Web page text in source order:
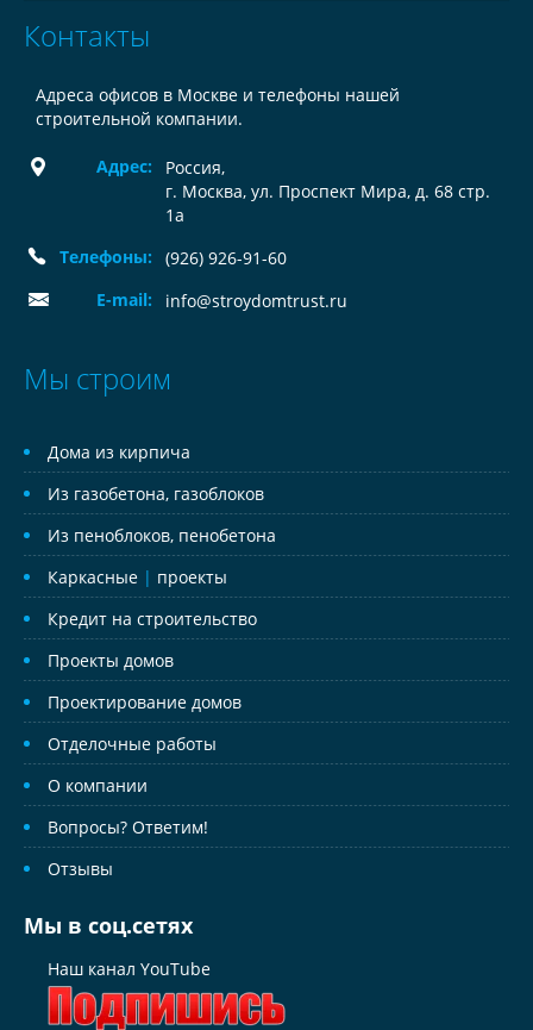
Контакты
Адреса офисов в Москве и телефоны нашей
строительной компании.
Адрес: Россия,
г. Москва, ул. Проспект Мира, д. 68 стр.
1а
Телефоны:
(926) 926-91-60
E-mail:
info@stroydomtrust.ru
Мы строим
Дома из кирпича
Из газобетона, газоблоков
Из пеноблоков, пенобетона
Каркасные | проекты
Кредит на строительство
Проекты домов
Проектирование домов
Отделочные работы
О компании
Вопросы? Ответим!
Отзывы
Мы в соц.сетях
Наш канал YouTube